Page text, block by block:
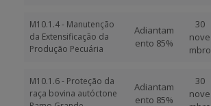
M10.1.4 - Manutenção
da Extensificação da
Produção Pecuária
Adiantam
ento 85%
30
nove
mbro
M10.1.6 - Proteção da
raça bovina autóctone
Adiantam
ento 85%
30
nove